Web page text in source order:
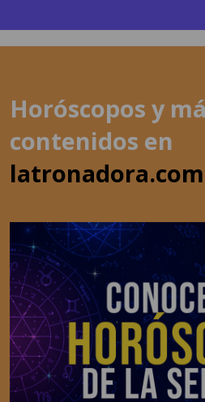
contenidos en
latronadora.com